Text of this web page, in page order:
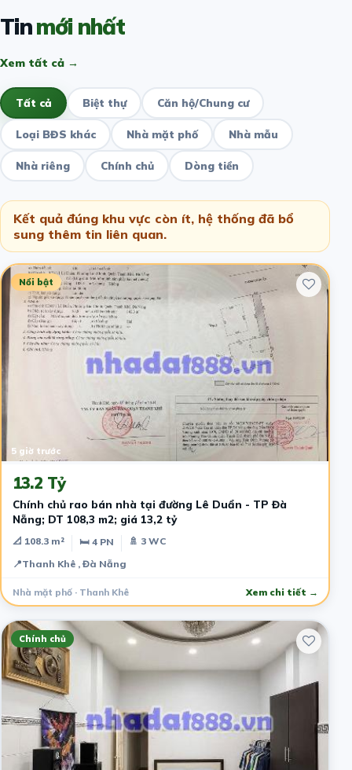
Tinmới nhất
Xem tất cả →
Tất cả Biệt thự Căn hộ/Chung cư
Loại BĐS khác Nhà mặt phố Nhà mẫu
Nhà riêng Chính chủ Dòng tiền
Kết quả đúng khu vực còn ít, hệ thống đã bổ
sung thêm tin liên quan.
Nổi bật
5 giờ trước
13.2 Tỷ
Chính chủ rao bán nhà tại đường Lê Duẩn - TP Đà
Nẵng; DT 108,3 m2; giá 13,2 tỷ
📐 108.3 m² 🛏 4 PN
🚿 3 WC
📍Thanh Khê , Đà Nẵng
Nhà mặt phố · Thanh Khê Xem chi tiết →
Chính chủ